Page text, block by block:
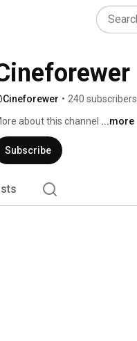
• 240 subscribers
about this channel ...more
Subscribe